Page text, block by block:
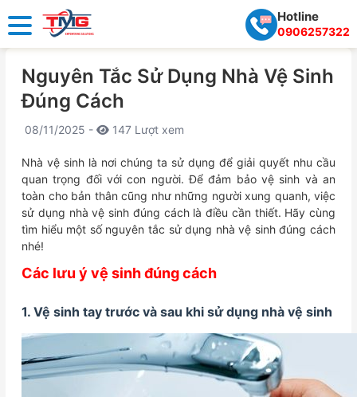
Hotline
0906257322
Nguyên Tắc Sử Dụng Nhà Vệ Sinh
Đúng Cách
08/11/2025 - 147 Lượt xem
Nhà vệ sinh là nơi chúng ta sử dụng để giải quyết nhu cầu
quan trọng đối với con người. Để đảm bảo vệ sinh và an
toàn cho bản thân cũng như những người xung quanh, việc
sử dụng nhà vệ sinh đúng cách là điều cần thiết. Hãy cùng
tìm hiểu một số nguyên tắc sử dụng nhà vệ sinh đúng cách
nhé!
Các lưu ý vệ sinh đúng cách
1. Vệ sinh tay trước và sau khi sử dụng nhà vệ sinh